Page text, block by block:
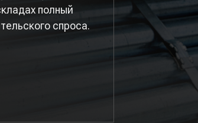
полный
спроса.